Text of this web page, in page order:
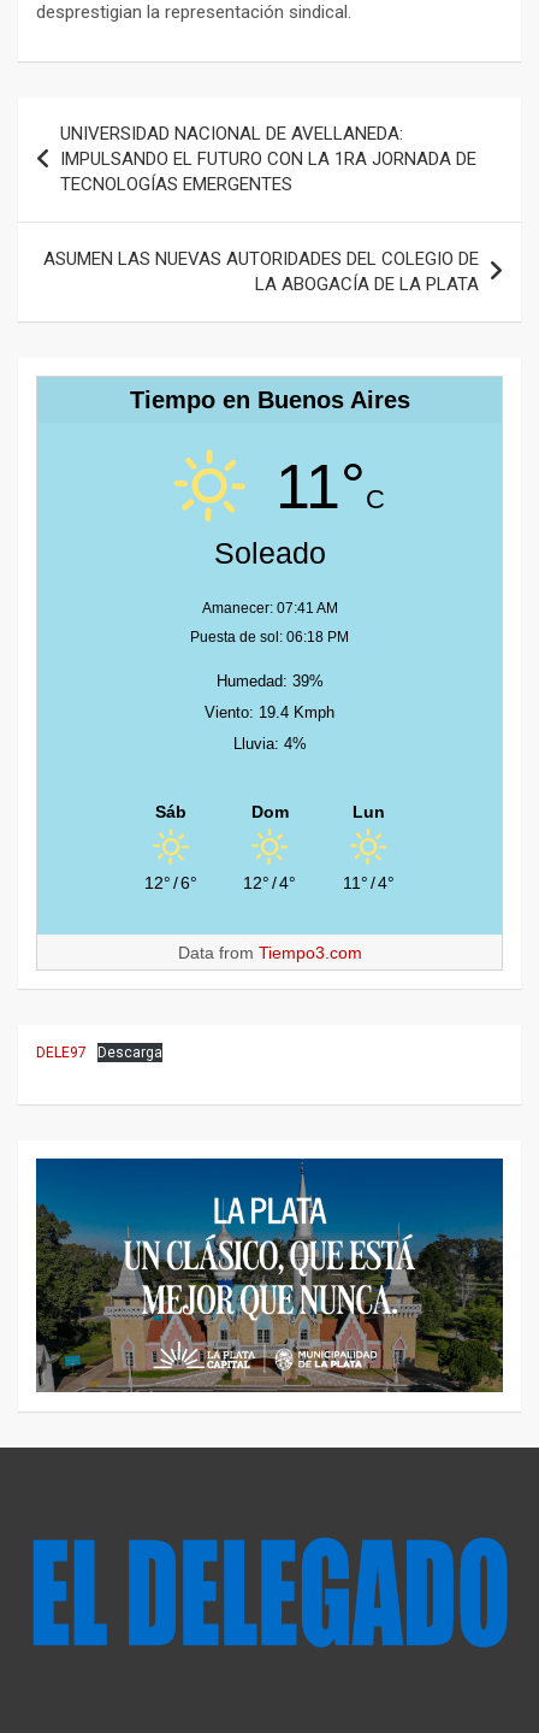
desprestigian la representación sindical.
de
entradas
UNIVERSIDAD NACIONAL DE AVELLANEDA:
IMPULSANDO EL FUTURO CON LA 1RA JORNADA DE
TECNOLOGÍAS EMERGENTES
ASUMEN LAS NUEVAS AUTORIDADES DEL COLEGIO DE
LA ABOGACÍA DE LA PLATA
Tiempo en Buenos Aires
11°C
Soleado
Amanecer: 07:41 AM
Puesta de sol: 06:18 PM
Humedad: 39%
Viento: 19.4 Kmph
Lluvia: 4%
Sáb
12°/6°
Dom
12°/4°
Lun
11°/4°
Data from Tiempo3.com
DELE97 Descarga